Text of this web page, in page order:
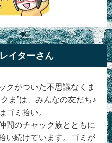
イターさん
クがついた不思議なくま
ま”は、みんなの友だち♪
ゴミ拾い。
間のチャック族とともに
い続けています。ゴミが